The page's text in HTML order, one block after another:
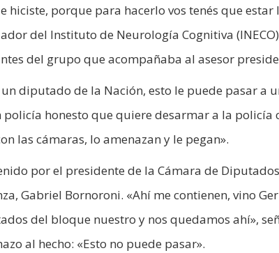
hiciste, porque para hacerlo vos tenés que estar
del Instituto de Neurología Cognitiva
del grupo que acompañaba al asesor
diputado de la Nación, esto le puede pasar a
honesto que quiere desarmar a la policía
las cámaras, lo amenazan y le pegan».
por el presidente de la Cámara de
Gabriel Bornoroni. «Ahí me contienen, vino
del bloque nuestro y nos quedamos ahí»,
al hecho: «Esto no puede pasar».